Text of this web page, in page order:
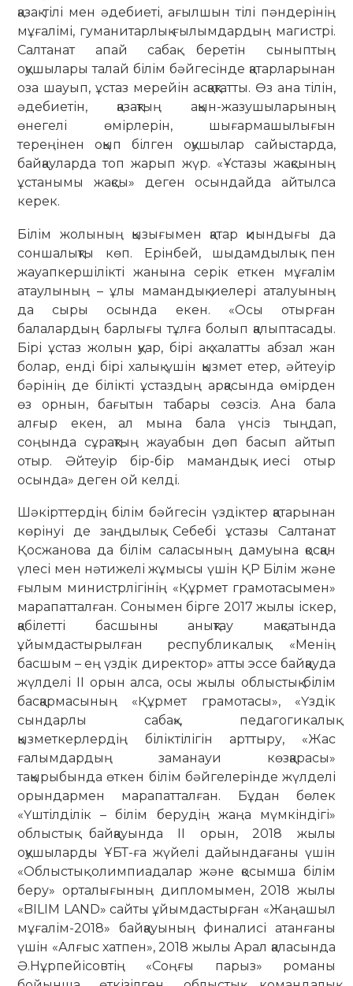
қазақ тілі мен әдебиеті, ағылшын тілі пәндерінің
мұғалімі, гуманитарлық ғылымдардың магистрі.
Салтанат апай сабақ беретін сыныптың
оқушылары талай білім бәйгесінде қатарларынан
оза шауып, ұстаз мерейін асқақтатты. Өз ана тілін,
әдебиетін, қазақтың ақын-жазушыларының
өнегелі өмірлерін, шығармашылығын
тереңінен оқып білген оқушылар сайыстарда,
байқауларда топ жарып жүр. «Ұстазы жақсының
ұстанымы жақсы» деген осындайда айтылса
керек.
Білім жолының қызығымен қатар қиындығы да
соншалықты көп. Ерінбей, шыдамдылық пен
жауапкершілікті жанына серік еткен мұғалім
атаулының – ұлы мамандық иелері аталуының
да сыры осында екен. «Осы отырған
балалардың барлығы тұлға болып қалыптасады.
Бірі ұстаз жолын қуар, бірі ақ халатты абзал жан
болар, енді бірі халық үшін қызмет етер, әйтеуір
бәрінің де білікті ұстаздың арқасында өмірден
өз орнын, бағытын табары сөзсіз. Ана бала
алғыр екен, ал мына бала үнсіз тыңдап,
соңында сұрақтың жауабын дөп басып айтып
отыр. Әйтеуір бір-бір мамандық иесі отыр
осында» деген ой келді.
Шәкірттердің білім бәйгесін үздіктер қатарынан
көрінуі де заңдылық. Себебі ұстазы Салтанат
Қосжанова да білім саласының дамуына қосқан
үлесі мен нәтижелі жұмысы үшін ҚР Білім және
ғылым министрлігінің «Құрмет грамотасымен»
марапатталған. Сонымен бірге 2017 жылы іскер,
қабілетті басшыны анықтау мақсатында
ұйымдастырылған республикалық «Менің
басшым – ең үздік директор» атты эссе байқауда
жүлделі ІІ орын алса, осы жылы облыстық білім
басқармасының «Құрмет грамотасы», «Үздік
сындарлы сабақ», педагогикалық
қызметкерлердің біліктілігін арттыру, «Жас
ғалымдардың заманауи көзқарасы»
тақырыбында өткен білім бәйгелерінде жүлделі
орындармен марапатталған. Бұдан бөлек
«Үштілділік – білім берудің жаңа мүмкіндігі»
облыстық байқауында ІІ орын, 2018 жылы
оқушыларды ҰБТ-ға жүйелі дайындағаны үшін
«Облыстық олимпиадалар және қосымша білім
беру» орталығының дипломымен, 2018 жылы
«BILIM LAND» сайты ұйымдастырған «Жаңашыл
мұғалім-2018» байқауының финалисі атанғаны
үшін «Алғыс хатпен», 2018 жылы Арал қаласында
Ә.Нұрпейісовтің «Соңғы парыз» романы